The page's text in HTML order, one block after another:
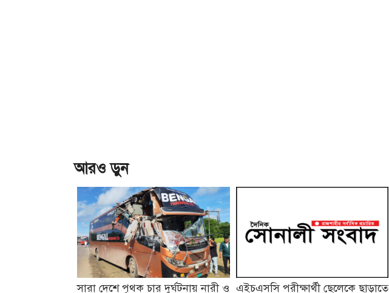
আরও ড়ুন
সারা দেশে পৃথক চার দুর্ঘটনায় নারী ও এইচএসসি পরীক্ষার্থী ছেলেকে ছাড়াতে